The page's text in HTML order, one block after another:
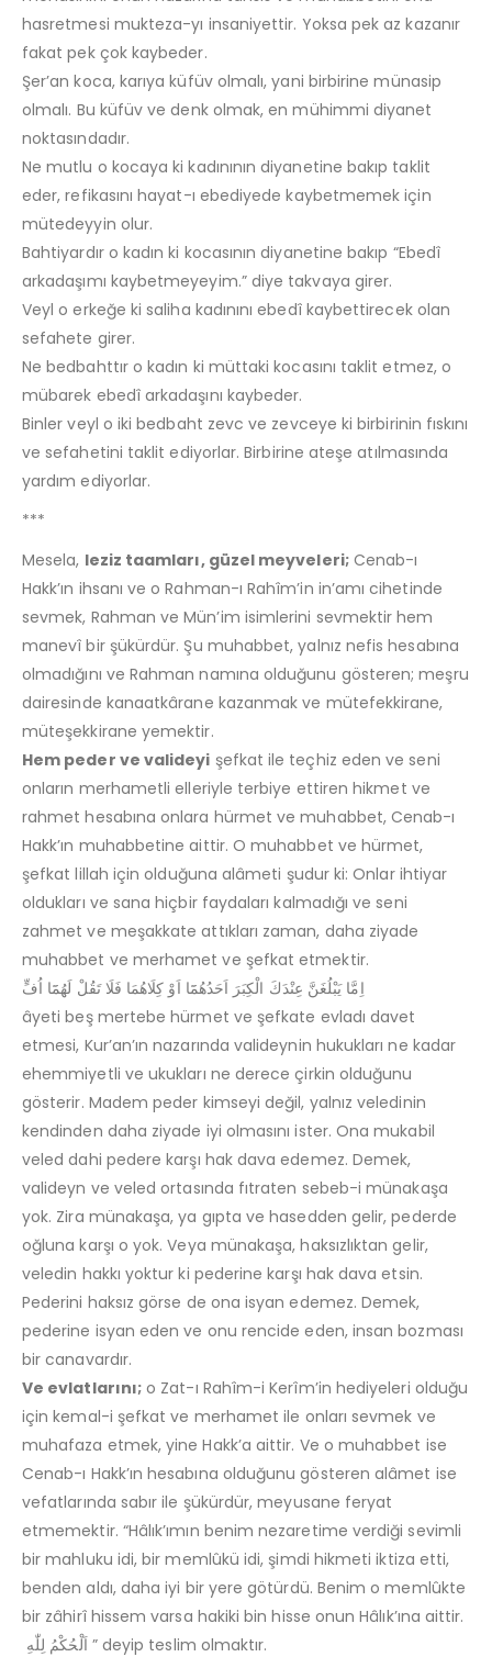
hasretmesi mukteza-yı insaniyettir. Yoksa pek az kazanır
fakat pek çok kaybeder.
Şer’an koca, karıya küfüv olmalı, yani birbirine münasip
olmalı. Bu küfüv ve denk olmak, en mühimmi diyanet
noktasındadır.
Ne mutlu o kocaya ki kadınının diyanetine bakıp taklit
eder, refikasını hayat-ı ebediyede kaybetmemek için
mütedeyyin olur.
Bahtiyardır o kadın ki kocasının diyanetine bakıp “Ebedî
arkadaşımı kaybetmeyeyim.” diye takvaya girer.
Veyl o erkeğe ki saliha kadınını ebedî kaybettirecek olan
sefahete girer.
Ne bedbahttır o kadın ki müttaki kocasını taklit etmez, o
mübarek ebedî arkadaşını kaybeder.
Binler veyl o iki bedbaht zevc ve zevceye ki birbirinin fıskını
ve sefahetini taklit ediyorlar. Birbirine ateşe atılmasında
yardım ediyorlar.
***
Mesela, leziz taamları, güzel meyveleri;Cenab-ı
Hakk’ın ihsanı ve o Rahman-ı Rahîm’in in’amı cihetinde
sevmek, Rahman ve Mün’im isimlerini sevmektir hem
manevî bir şükürdür. Şu muhabbet, yalnız nefis hesabına
olmadığını ve Rahman namına olduğunu gösteren; meşru
dairesinde kanaatkârane kazanmak ve mütefekkirane,
müteşekkirane yemektir.
Hem peder ve valideyi şefkat ile teçhiz eden ve seni
onların merhametli elleriyle terbiye ettiren hikmet ve
rahmet hesabına onlara hürmet ve muhabbet, Cenab-ı
Hakk’ın muhabbetine aittir. O muhabbet ve hürmet,
şefkat lillah için olduğuna alâmeti şudur ki: Onlar ihtiyar
oldukları ve sana hiçbir faydaları kalmadığı ve seni
zahmet ve meşakkate attıkları zaman, daha ziyade
muhabbet ve merhamet ve şefkat etmektir.
اِمَّا يَبْلُغَنَّ عِنْدَكَ الْكِبَرَ اَحَدُهُمَٓا اَوْ كِلَاهُمَا فَلَا تَقُلْ لَهُمَٓا اُفٍّ
âyeti beş mertebe hürmet ve şefkate evladı davet
etmesi, Kur’an’ın nazarında valideynin hukukları ne kadar
ehemmiyetli ve ukukları ne derece çirkin olduğunu
gösterir. Madem peder kimseyi değil, yalnız veledinin
kendinden daha ziyade iyi olmasını ister. Ona mukabil
veled dahi pedere karşı hak dava edemez. Demek,
valideyn ve veled ortasında fıtraten sebeb-i münakaşa
yok. Zira münakaşa, ya gıpta ve hasedden gelir, pederde
oğluna karşı o yok. Veya münakaşa, haksızlıktan gelir,
veledin hakkı yoktur ki pederine karşı hak dava etsin.
Pederini haksız görse de ona isyan edemez. Demek,
pederine isyan eden ve onu rencide eden, insan bozması
bir canavardır.
Ve evlatlarını; o Zat-ı Rahîm-i Kerîm’in hediyeleri olduğu
için kemal-i şefkat ve merhamet ile onları sevmek ve
muhafaza etmek, yine Hakk’a aittir. Ve o muhabbet ise
Cenab-ı Hakk’ın hesabına olduğunu gösteren alâmet ise
vefatlarında sabır ile şükürdür, meyusane feryat
etmemektir. “Hâlık’ımın benim nezaretime verdiği sevimli
bir mahluku idi, bir memlûkü idi, şimdi hikmeti iktiza etti,
benden aldı, daha iyi bir yere götürdü. Benim o memlûkte
bir zâhirî hissem varsa hakiki bin hisse onun Hâlık’ına aittir.
اَلْحُكْمُ لِلّٰهِ ” deyip teslim olmaktır.